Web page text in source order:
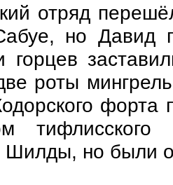
отряд
но Давид
горцев
роты
форта
Шилды, но были